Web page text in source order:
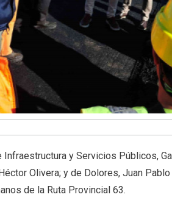
Infraestructura y Servicios Públicos,
Olivera; y de Dolores, Juan
de la Ruta Provincial 63.